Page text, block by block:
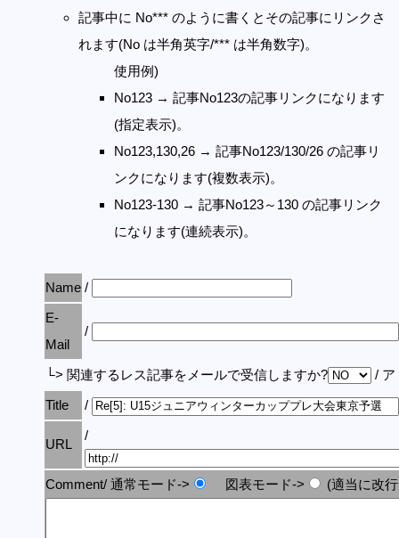
記事中に No*** のように書くとその記事にリンクさ
れます(No は半角英字/*** は半角数字)。
使用例)
No123 → 記事No123の記事リンクになります
(指定表示)。
No123,130,26 → 記事No123/130/26 の記事リ
ンクになります(複数表示)。
No123-130 → 記事No123～130 の記事リンク
になります(連続表示)。
Name /
E-
Mail
/
└> 関連するレス記事をメールで受信しますか?
/ ア
Title
/
URL
/
Comment/ 通常モード-> 図表モード-> (適当に改